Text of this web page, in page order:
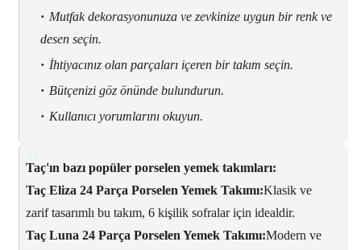
Mutfak dekorasyonunuza ve zevkinize uygun bir renk ve
desen seçin.
İhtiyacınız olan parçaları içeren bir takım seçin.
Bütçenizi göz önünde bulundurun.
Kullanıcı yorumlarını okuyun.
Taç'ın bazı popüler porselen yemek takımları:
Taç Eliza 24 Parça Porselen Yemek Takımı:Klasik ve
zarif tasarımlı bu takım, 6 kişilik sofralar için idealdir.
Taç Luna 24 Parça Porselen Yemek Takımı:Modern ve